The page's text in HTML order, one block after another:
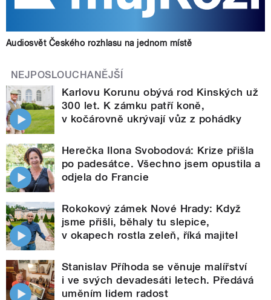
Audiosvět Českého rozhlasu na jednom místě
NEJPOSLOUCHANĚJŠÍ
Karlovu Korunu obývá rod Kinských už
300 let. K zámku patří koně,
v kočárovně ukrývají vůz z pohádky
Herečka Ilona Svobodová: Krize přišla
po padesátce. Všechno jsem opustila a
odjela do Francie
Rokokový zámek Nové Hrady: Když
jsme přišli, běhaly tu slepice,
v okapech rostla zeleň, říká majitel
Stanislav Příhoda se věnuje malířství
i ve svých devadesáti letech. Předává
uměním lidem radost